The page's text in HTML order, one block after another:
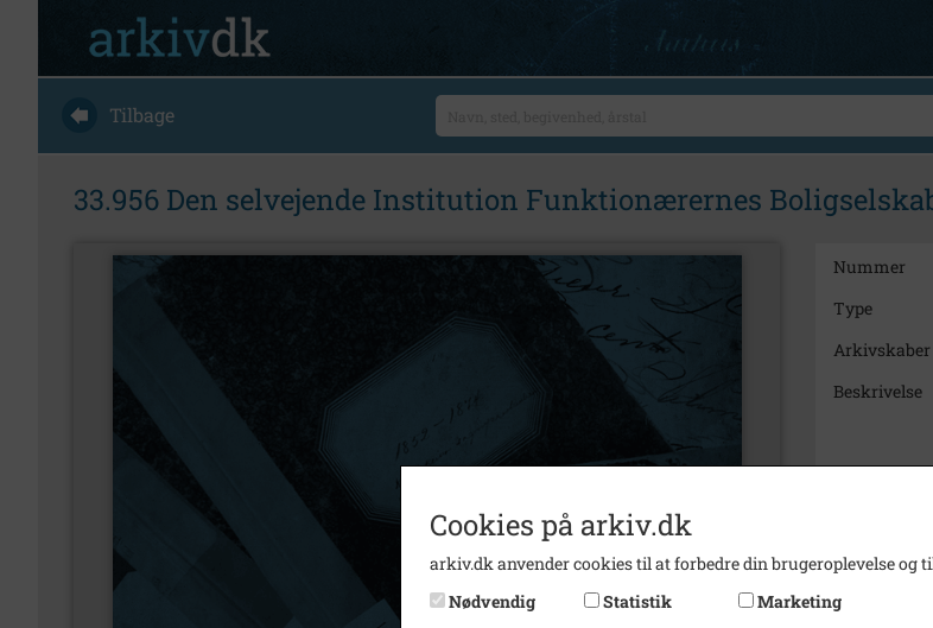
Tilbage
33.956 Den selvejende Institution Funktionærernes
Nummer
Type
Arkivskaber
Beskrivelse
Arkiv
Cookies på arkiv.dk
arkiv.dk anvender cookies til at forbedre din brugeroplevelse og
Nødvendig
Statistik Marketing